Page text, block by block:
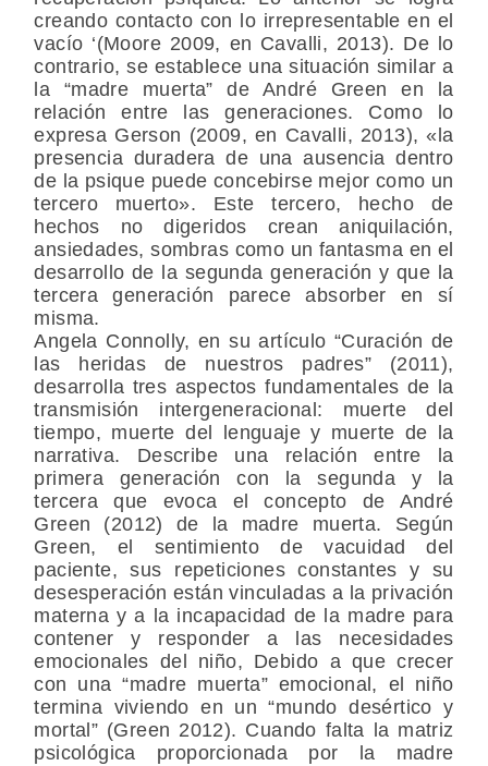
creando contacto con lo irrepresentable en el
vacío ‘(Moore 2009, en Cavalli, 2013). De lo
contrario, se establece una situación similar a
la “madre muerta” de André Green en la
relación entre las generaciones. Como lo
expresa Gerson (2009, en Cavalli, 2013), «la
presencia duradera de una ausencia dentro
de la psique puede concebirse mejor como un
tercero muerto». Este tercero, hecho de
hechos no digeridos crean aniquilación,
ansiedades, sombras como un fantasma en el
desarrollo de la segunda generación y que la
tercera generación parece absorber en sí
misma.
Angela Connolly, en su artículo “Curación de
las heridas de nuestros padres” (2011),
desarrolla tres aspectos fundamentales de la
transmisión intergeneracional: muerte del
tiempo, muerte del lenguaje y muerte de la
narrativa. Describe una relación entre la
primera generación con la segunda y la
tercera que evoca el concepto de André
Green (2012) de la madre muerta. Según
Green, el sentimiento de vacuidad del
paciente, sus repeticiones constantes y su
desesperación están vinculadas a la privación
materna y a la incapacidad de la madre para
contener y responder a las necesidades
emocionales del niño, Debido a que crecer
con una “madre muerta” emocional, el niño
termina viviendo en un “mundo desértico y
mortal” (Green 2012). Cuando falta la matriz
psicológica proporcionada por la madre